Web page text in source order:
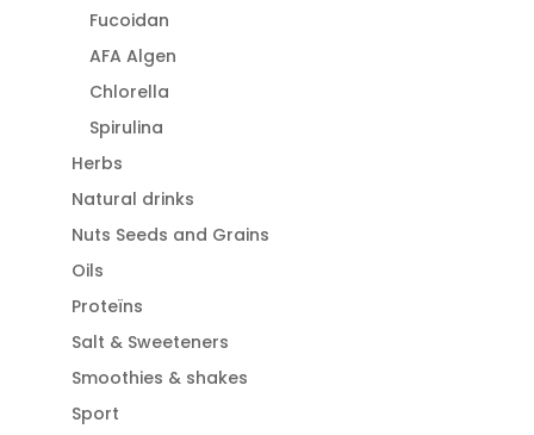
Fucoidan
AFA Algen
Chlorella
Spirulina
Herbs
Natural drinks
Nuts Seeds and Grains
Oils
Proteïns
Salt & Sweeteners
Smoothies & shakes
Sport